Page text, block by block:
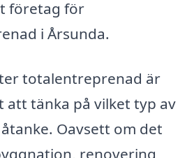
företag för
i Årsunda.
totalentreprenad är
att tänka på vilket typ av
Oavsett om det
renovering